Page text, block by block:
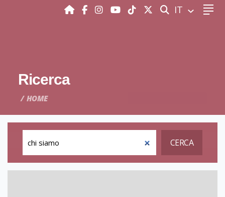
CERCA
IT
Ricerca
HOME
CERCA